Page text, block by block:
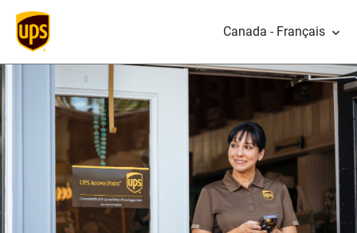
Canada - Français